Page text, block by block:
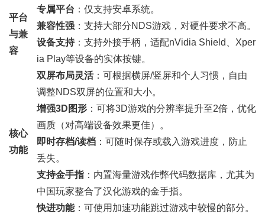
平台
与兼
容
专属平台 ：仅支持安卓系统。
兼容性强 ：支持大部分NDS游戏，对硬件要求不高。
设备支持：支持外接手柄，适配nVidia Shield、Xper
ia Play等设备的实体按键。
核心
功能
双屏布局灵活：可根据横屏/竖屏和个人习惯，自由
调整NDS双屏的位置和大小。
增强3D图形 ：可将3D游戏的分辨率提升至2倍，优化
画质（对高端设备效果更佳）。
即时存档/读档 ：可随时保存或载入游戏进度，防止
丢失。
支持金手指 ：内置海量游戏作弊代码数据库，尤其为
中国玩家整合了汉化游戏的金手指。
快进功能：可使用加速功能跳过游戏中较慢的部分。